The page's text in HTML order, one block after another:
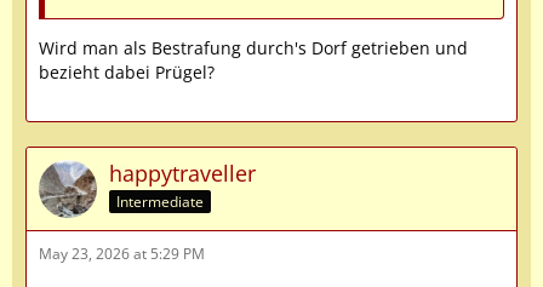
Wird man als Bestrafung durch's Dorf getrieben und
bezieht dabei Prügel?
happytraveller
Intermediate
May 23, 2026 at 5:29 PM